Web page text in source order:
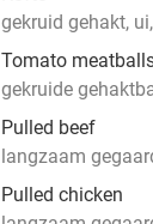
gekruid gehakt,
Tomato
gekruide
Pulled beef
langzaam
Pulled chicken